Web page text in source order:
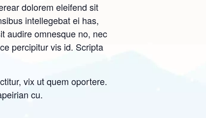
dolorem eleifend sit
intellegebat ei has,
audire omnesque no, nec
percipitur vis id. Scripta
vix ut quem oportere.
cu.